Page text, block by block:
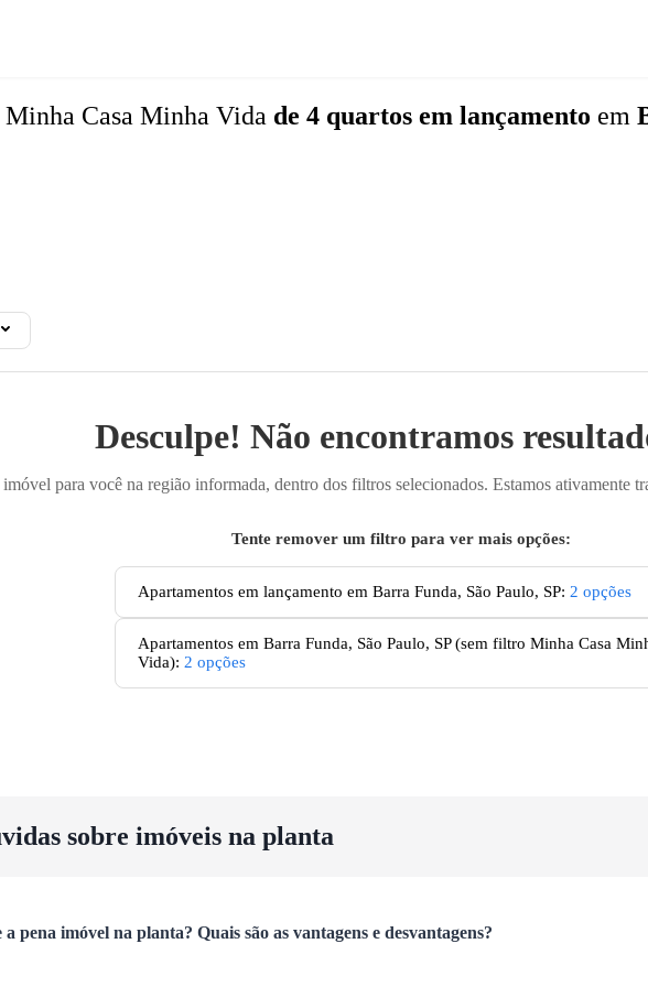
Minha Casa Minha Vida de 4 quartos em lançamento em
Desculpe! Não encontramos
para você na região informada, dentro dos filtros selecionados. Estamos ativamente
Tente remover um filtro para ver mais opções:
Apartamentos em lançamento em Barra Funda, São Paulo, SP: 2 opções
Apartamentos em Barra Funda, São Paulo, SP(sem filtro Minha Casa
Vida): 2 opções
sobre imóveis na planta
a pena imóvel na planta? Quais são as vantagens e desvantagens?